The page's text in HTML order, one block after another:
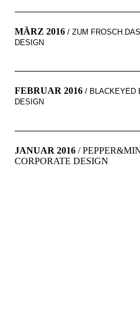
MÄRZ 2016 / ZUM
DESIGN
FEBRUAR 2016 / BLACKEYED
DESIGN
JANUAR 2016 /
CORPORATE DESIGN